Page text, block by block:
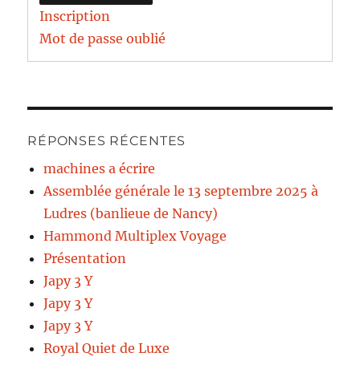
Inscription
Mot de passe oublié
RÉPONSES RÉCENTES
machines a écrire
Assemblée générale le 13 septembre 2025 à
Ludres (banlieue de Nancy)
Hammond Multiplex Voyage
Présentation
Japy 3 Y
Japy 3 Y
Japy 3 Y
Royal Quiet de Luxe